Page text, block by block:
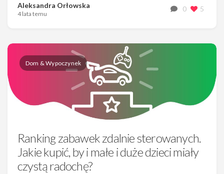
Aleksandra Orłowska
4 lata temu
0 5
Dom & Wypoczynek
Ranking zabawek zdalnie sterowanych.
Jakie kupić, by i małe i duże dzieci miały
czystą radochę?